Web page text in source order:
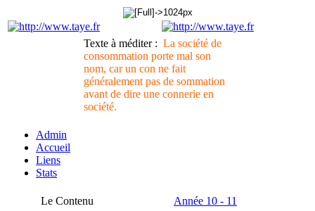
Texte à méditer : La société de
consommation porte mal son
nom, car un con ne fait
généralement pas de sommation
avant de dire une connerie en
société.
Admin
Accueil
Liens
Stats
Le Contenu
Année 10 - 11